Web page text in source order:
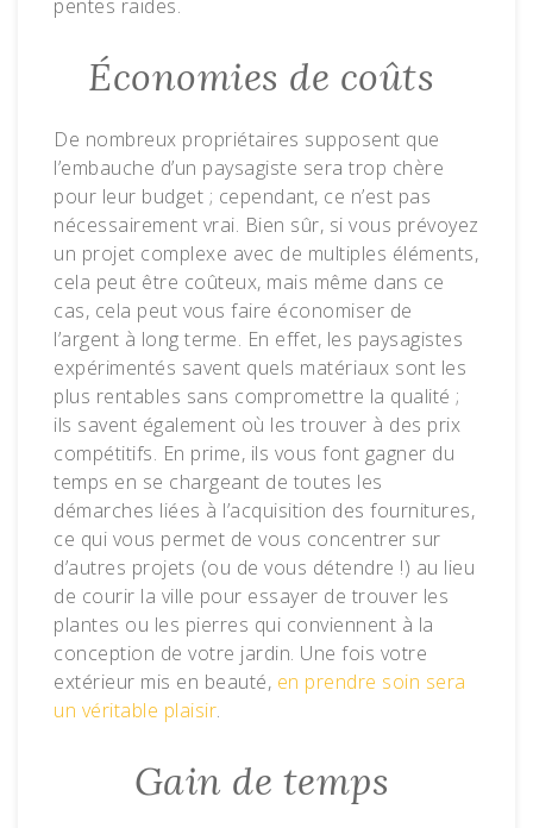
pentes raides.
Économies de coûts
De nombreux propriétaires supposent que
l’embauche d’un paysagiste sera trop chère
pour leur budget ; cependant, ce n’est pas
nécessairement vrai. Bien sûr, si vous prévoyez
un projet complexe avec de multiples éléments,
cela peut être coûteux, mais même dans ce
cas, cela peut vous faire économiser de
l’argent à long terme. En effet, les paysagistes
expérimentés savent quels matériaux sont les
plus rentables sans compromettre la qualité ;
ils savent également où les trouver à des prix
compétitifs. En prime, ils vous font gagner du
temps en se chargeant de toutes les
démarches liées à l’acquisition des fournitures,
ce qui vous permet de vous concentrer sur
d’autres projets (ou de vous détendre !) au lieu
de courir la ville pour essayer de trouver les
plantes ou les pierres qui conviennent à la
conception de votre jardin. Une fois votre
extérieur mis en beauté, en prendre soin sera
un véritable plaisir.
Gain de temps